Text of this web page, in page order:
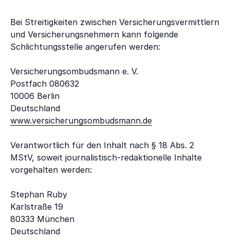
Bei Streitigkeiten zwischen Versicherungsvermittlern
und Versicherungsnehmern kann folgende
Schlichtungsstelle angerufen werden:
Versicherungsombudsmann e. V.
Postfach 080632
10006 Berlin
Deutschland
www.versicherungsombudsmann.de
Verantwortlich für den Inhalt nach § 18 Abs. 2
MStV, soweit journalistisch-redaktionelle Inhalte
vorgehalten werden:
Stephan Ruby
Karlstraße 19
80333 München
Deutschland